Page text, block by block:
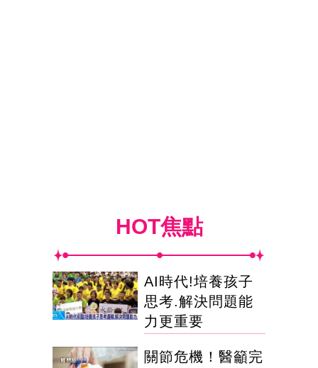
HOT焦點
AI時代!培養孩子
思考.解決問題能
力更重要
關節危機！醫籲完